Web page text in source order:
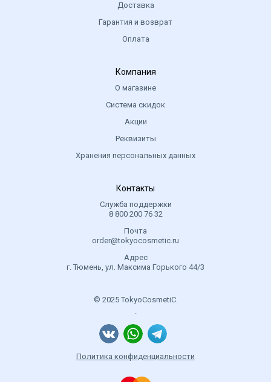
Доставка
Гарантия и возврат
Оплата
Компания
О магазине
Система скидок
Акции
Реквизиты
Хранения персональных данных
Контакты
Служба поддержки
8 800 200 76 32
Почта
order@tokyocosmetic.ru
Адрес
г. Тюмень, ул. Максима Горького 44/3
© 2025 TokyoCosmetiC.
.
Политика конфиденциальности